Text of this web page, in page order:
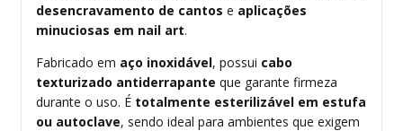
desencravamento de cantos e aplicações
minuciosas em nail art.
Fabricado em aço inoxidável, possui cabo
texturizado antiderrapante que garante firmeza
durante o uso. É totalmente esterilizável em estufa
ou autoclave, sendo ideal para ambientes que exigem